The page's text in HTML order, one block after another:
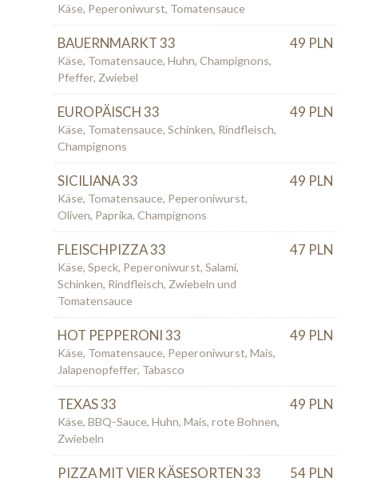
Käse, Peperoniwurst, Tomatensauce
BAUERNMARKT 33 49 PLN
Käse, Tomatensauce, Huhn, Champignons,
Pfeffer, Zwiebel
EUROPÄISCH 33 49 PLN
Käse, Tomatensauce, Schinken, Rindfleisch,
Champignons
SICILIANA 33 49 PLN
Käse, Tomatensauce, Peperoniwurst,
Oliven, Paprika, Champignons
FLEISCHPIZZA 33 47 PLN
Käse, Speck, Peperoniwurst, Salami,
Schinken, Rindfleisch, Zwiebeln und
Tomatensauce
HOT PEPPERONI 33 49 PLN
Käse, Tomatensauce, Peperoniwurst, Mais,
Jalapenopfeffer, Tabasco
TEXAS 33 49 PLN
Käse, BBQ-Sauce, Huhn, Mais, rote Bohnen,
Zwiebeln
PIZZA MIT VIER KÄSESORTEN 33 54 PLN